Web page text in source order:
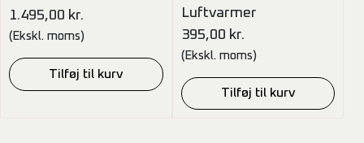
1.495,00 kr.
(Ekskl. moms)
Tilføj til kurv
Luftvarmer
395,00 kr.
(Ekskl. moms)
Tilføj til kurv